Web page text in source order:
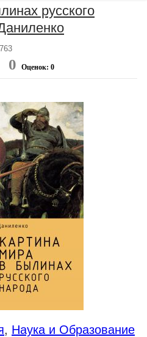
русского
0 Оценок: 0
, Наука и Образование